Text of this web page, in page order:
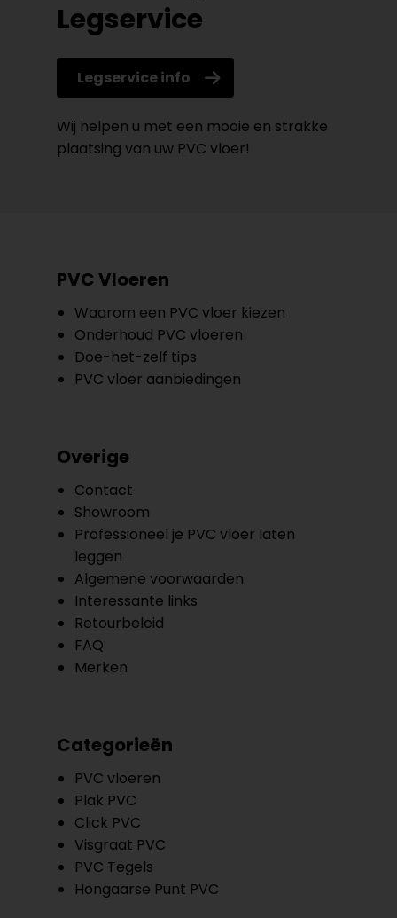
Legservice
Legservice info
Wij helpen u met een mooie en strakke
plaatsing van uw PVC vloer!
PVC Vloeren
Waarom een PVC vloer kiezen
Onderhoud PVC vloeren
Doe-het-zelf tips
PVC vloer aanbiedingen
Overige
Contact
Showroom
Professioneel je PVC vloer laten
leggen
Algemene voorwaarden
Interessante links
Retourbeleid
FAQ
Merken
Categorieën
PVC vloeren
Plak PVC
Click PVC
Visgraat PVC
PVC Tegels
Hongaarse Punt PVC